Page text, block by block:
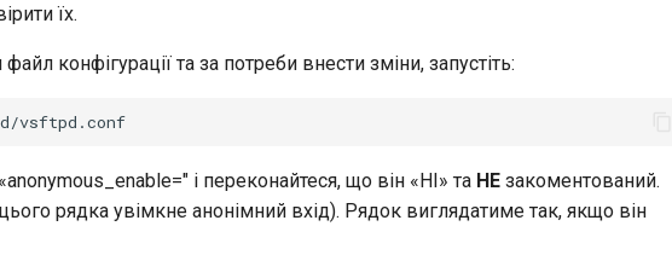
їх.
конфігурації та за потреби внести зміни, запустіть:
і переконайтеся, що він «НІ» та НЕ закоментований.
рядка увімкне анонімний вхід). Рядок виглядатиме так, якщо він